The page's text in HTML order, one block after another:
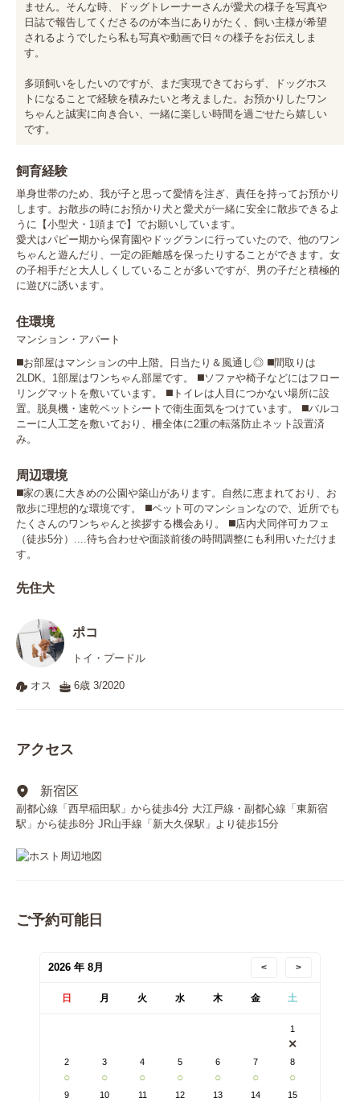
ません。そんな時、ドッグトレーナーさんが愛犬の様子を写真や
日誌で報告してくださるのが本当にありがたく、飼い主様が希望
されるようでしたら私も写真や動画で日々の様子をお伝えしま
す。
多頭飼いをしたいのですが、まだ実現できておらず、ドッグホス
トになることで経験を積みたいと考えました。お預かりしたワン
ちゃんと誠実に向き合い、一緒に楽しい時間を過ごせたら嬉しい
です。
飼育経験
単身世帯のため、我が子と思って愛情を注ぎ、責任を持ってお預かり
します。お散歩の時にお預かり犬と愛犬が一緒に安全に散歩できるよ
うに【小型犬・1頭まで】でお願いしています。
愛犬はパピー期から保育園やドッグランに行っていたので、他のワン
ちゃんと遊んだり、一定の距離感を保ったりすることができます。女
の子相手だと大人しくしていることが多いですが、男の子だと積極的
に遊びに誘います。
住環境
マンション・アパート
◼️お部屋はマンションの中上階。日当たり＆風通し◎ ◼️間取りは
2LDK。1部屋はワンちゃん部屋です。 ◼️ソファや椅子などにはフロー
リングマットを敷いています。 ◼️トイレは人目につかない場所に設
置。脱臭機・速乾ペットシートで衛生面気をつけています。 ◼️バルコ
ニーに人工芝を敷いており、柵全体に2重の転落防止ネット設置済
み。
周辺環境
◼️家の裏に大きめの公園や築山があります。自然に恵まれており、お
散歩に理想的な環境です。 ◼️ペット可のマンションなので、近所でも
たくさんのワンちゃんと挨拶する機会あり。 ◼️店内犬同伴可カフェ
（徒歩5分）....待ち合わせや面談前後の時間調整にも利用いただけま
す。
先住犬
ポコ
トイ・プードル
オス 6歳 3/2020
アクセス
新宿区
副都心線「西早稲田駅」から徒歩4分 大江戸線・副都心線「東新宿
駅」から徒歩8分 JR山手線「新大久保駅」より徒歩15分
ご予約可能日
2026 年 8月 < >
日 月 火 水 木 金 土
1
✕
2
○
3
○
4
○
5
○
6
○
7
○
8
○
9 10 11 12 13 14 15